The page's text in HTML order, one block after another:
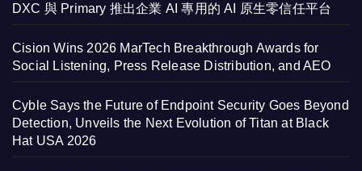
DXC 與 Primary 推出企業 AI 專用的 AI 原生零信任平台
Cision Wins 2026 MarTech Breakthrough Awards for
Social Listening, Press Release Distribution, and AEO
Cyble Says the Future of Endpoint Security Goes Beyond
Detection, Unveils the Next Evolution of Titan at Black
Hat USA 2026